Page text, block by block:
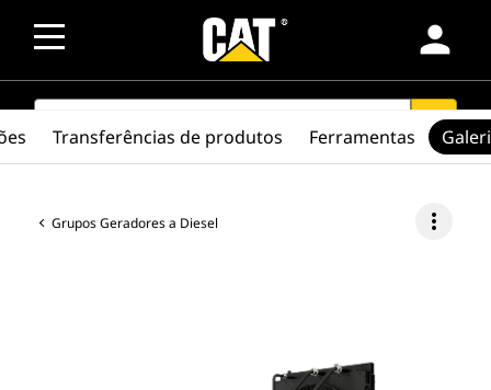
person
SEARCH search
Grupos Geradores a Diesel more_vert
Transferências de produtos Ferramentas